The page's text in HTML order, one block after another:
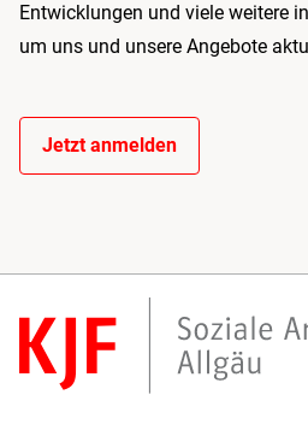
Entwicklungen und viele weitere
um uns und unsere Angebote
Jetzt anmelden